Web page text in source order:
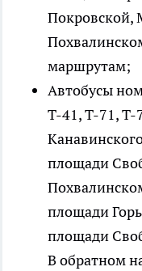
Покровской,
маршрутам;
Автобусы
Т-41, Т-71, Т-
площади
площади
площади
В обратном